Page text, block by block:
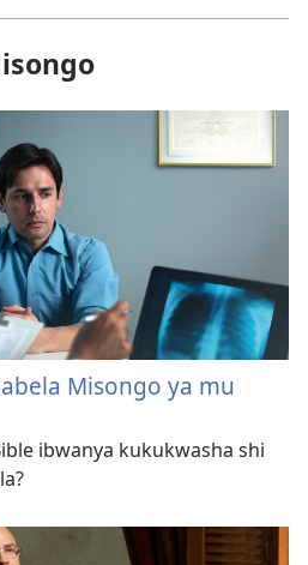
Misongo ya mu
ibwanya kukukwasha shi